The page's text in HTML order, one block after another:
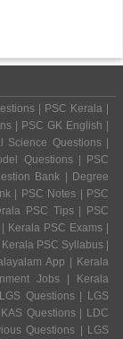
| PSC Kerala |
| PSC GK English |
Science Questions |
Questions | PSC
Bank | Degree
| PSC Notes | PSC
PSC Tips | PSC
Kerala PSC Exams |
PSC Syllabus |
App | Kerala
Jobs | Kerala
Questions | LGS
Questions | LDC
Questions | LGS